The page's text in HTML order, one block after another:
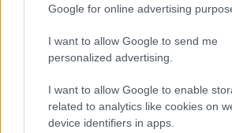
Google for online advertising
I want to allow Google to send me
personalized advertising.
I want to allow Google to enable
related to analytics like cookies on
device identifiers in apps.
Disarmo di Hamas e ritiro da Gaza:
Edoardo Marchesi · 7 Ago 2026
FUTURE